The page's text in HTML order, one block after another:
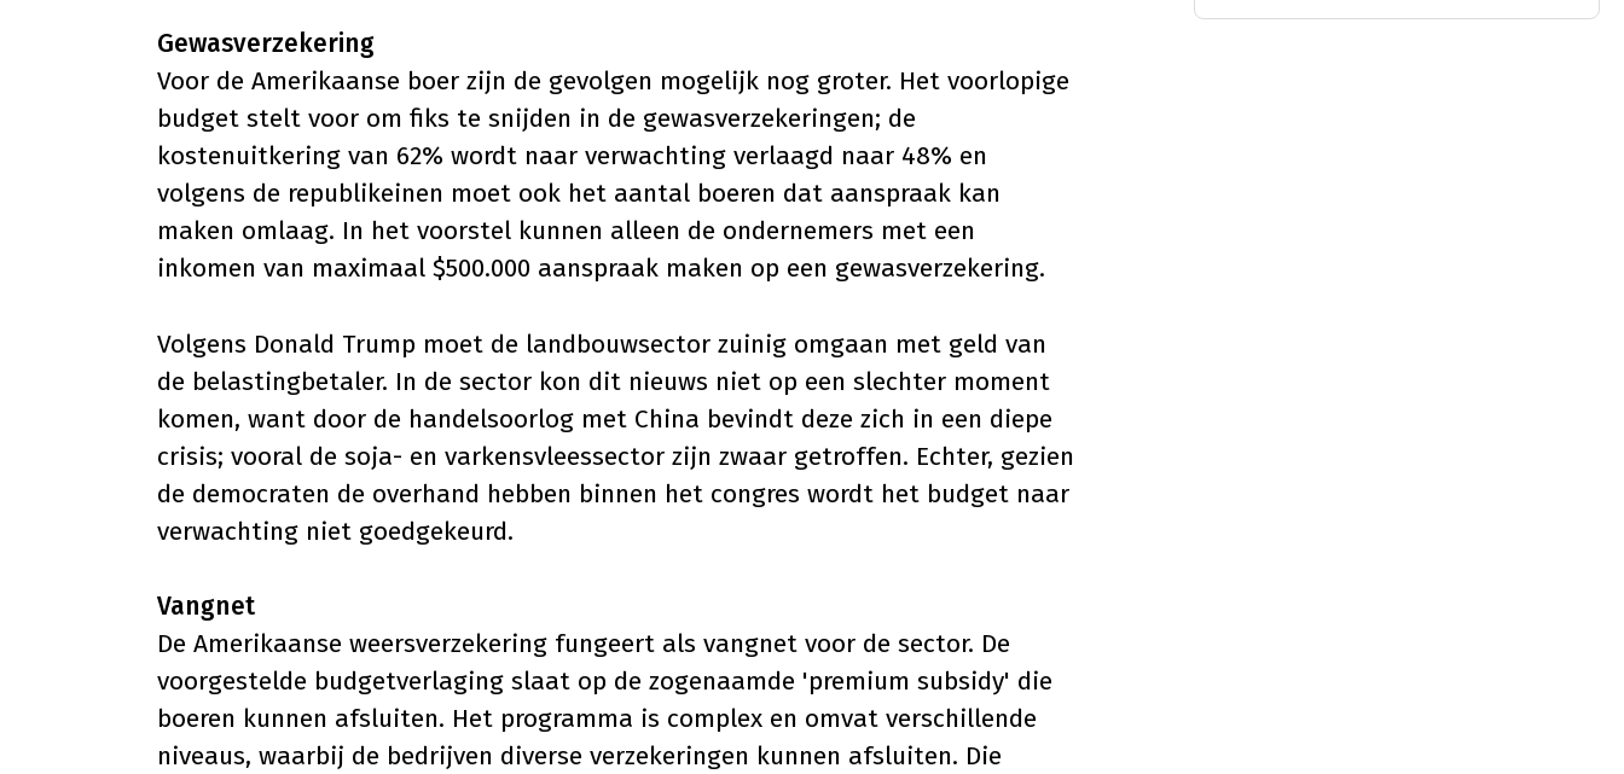
Gewasverzekering
Voor de Amerikaanse boer zijn de gevolgen mogelijk nog groter. Het voorlopige
budget stelt voor om fiks te snijden in de gewasverzekeringen; de
kostenuitkering van 62% wordt naar verwachting verlaagd naar 48% en
volgens de republikeinen moet ook het aantal boeren dat aanspraak kan
maken omlaag. In het voorstel kunnen alleen de ondernemers met een
inkomen van maximaal $500.000 aanspraak maken op een gewasverzekering.
Volgens Donald Trump moet de landbouwsector zuinig omgaan met geld van
de belastingbetaler. In de sector kon dit nieuws niet op een slechter moment
komen, want door de handelsoorlog met China bevindt deze zich in een diepe
crisis; vooral de soja- en varkensvleessector zijn zwaar getroffen. Echter, gezien
de democraten de overhand hebben binnen het congres wordt het budget naar
verwachting niet goedgekeurd.
Vangnet
De Amerikaanse weersverzekering fungeert als vangnet voor de sector. De
voorgestelde budgetverlaging slaat op de zogenaamde 'premium subsidy' die
boeren kunnen afsluiten. Het programma is complex en omvat verschillende
niveaus, waarbij de bedrijven diverse verzekeringen kunnen afsluiten. Die